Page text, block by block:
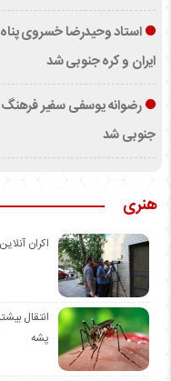
استاد وحیدرضا خسروی
ایران و کره جنوبی شد
رضوانه یوسفی سفیر فرهنگ
جنوبی شد
هنری
اکران
انتقال
پشه